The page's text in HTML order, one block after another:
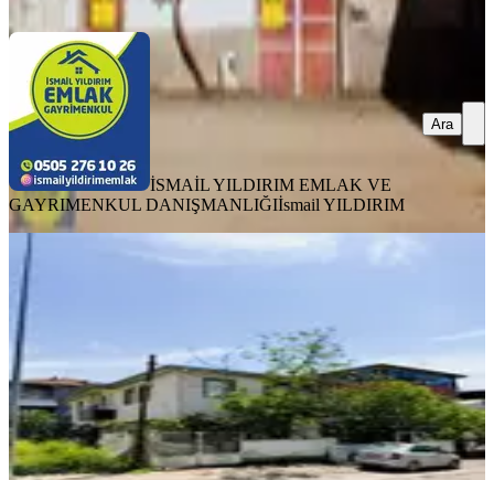
İSMAİL YILDIRIM EMLAK VE
GAYRIMENKUL DANIŞMANLIĞIİsmail YILDIRIM
Ara
Satılık Bahçeli 2 Katlı Müstakil Ev
Dulkadiroğlu, Mehmet Akif Mahallesi
4+1·245 m²·21.07.2026
8.700.000 ₺
Ak EmlakVeli Temiz